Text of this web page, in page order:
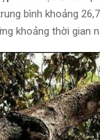
bình khoảng
khoảng thời gian